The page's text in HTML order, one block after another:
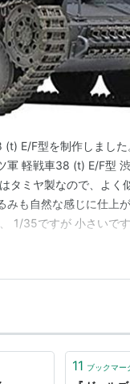
E/F型を制作しました
軍 軽戦車38 (t) E/F型
タミヤ製なので、よく
も自然な感じに仕上が
1/35ですが 小さいで
れを施してあります。
11 ブックマー